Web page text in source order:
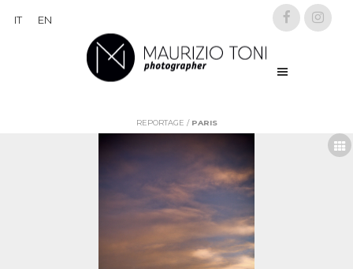
IT EN
REPORTAGE / PARIS